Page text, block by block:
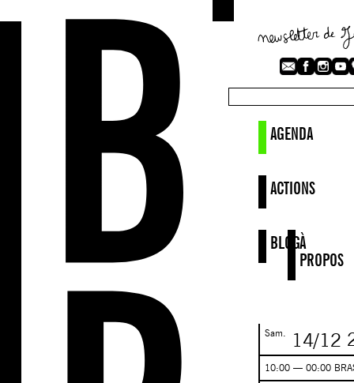
AGENDA
ACTIONS
BLOGÀ
PROPOS
Sam. 14/12
10:00 — 00:00